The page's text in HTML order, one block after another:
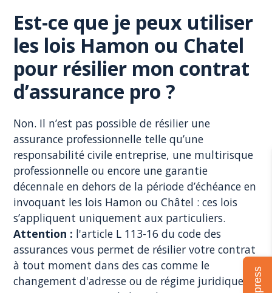
Est-ce que je peux utiliser
les lois Hamon ou Chatel
pour résilier mon contrat
d’assurance pro ?
Non. Il n’est pas possible de résilier une
assurance professionnelle telle qu’une
responsabilité civile entreprise, une multirisque
professionnelle ou encore une garantie
décennale en dehors de la période d’échéance en
invoquant les lois Hamon ou Châtel : ces lois
s’appliquent uniquement aux particuliers.
Attention : l'article L 113-16 du code des
assurances vous permet de résilier votre contrat
à tout moment dans des cas comme le
changement d'adresse ou de régime juridique,